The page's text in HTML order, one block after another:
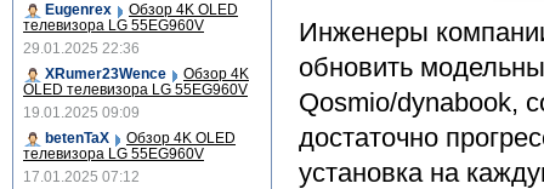
Инженеры
обновить
Qosmio/dynabook,
достаточно
установка на
Eugenrex
Обзор 4K OLED
телевизора LG 55EG960V
29.01.2025 22:36
XRumer23Wence
Обзор 4K
OLED телевизора LG 55EG960V
19.01.2025 09:09
betenTaX
Обзор 4K OLED
телевизора LG 55EG960V
17.01.2025 07:12